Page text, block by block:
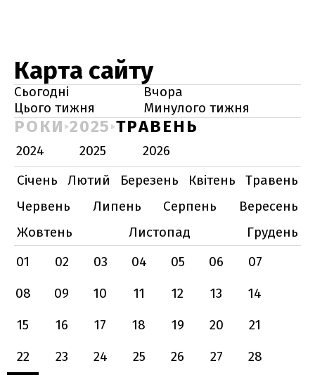
Карта сайту
Сьогодні
Вчора
Цього тижня
Минулого тижня
РОКИ 2025 ТРАВЕНЬ
2024 2025
2026
Січень
Лютий Березень Квітень
Травень
Червень
Липень Серпень
Вересень
Жовтень
Листопад
Грудень
01
02 03 04 05 06
07
08
09 10 11 12 13
14
15
16 17 18 19 20
21
22
23 24 25 26 27
28